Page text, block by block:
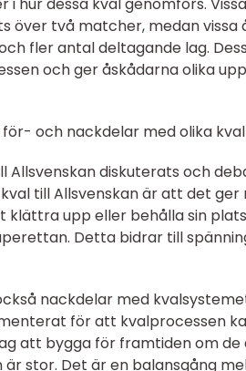
över två matcher, medan
fler antal deltagande lag.
och ger åskådarna olika
och nackdelar med olika
Allsvenskan diskuterats och
till Allsvenskan är att det
klättra upp eller behålla sin
Detta bidrar till
nackdelar med
för att kvalprocessen
att bygga för framtiden om de
är stor. Det är en balansgång